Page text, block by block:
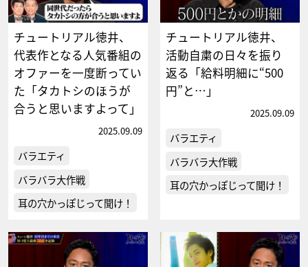
チュートリアル徳井、
代表作となる人気番組の
オファーを一度断ってい
た「タカトシのほうが
合うと思いますよって」
2025.09.09
バラエティ
バラバラ大作戦
耳の穴かっぽじって聞け！
チュートリアル徳井、
活動自粛の日々を振り
返る「給料明細に“500
円”と…」
2025.09.09
バラエティ
バラバラ大作戦
耳の穴かっぽじって聞け！